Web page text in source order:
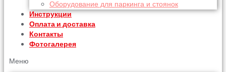
Оборудование для паркинга и стоянок
Инструкции
Оплата и доставка
Контакты
Фотогалерея
Меню